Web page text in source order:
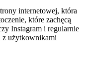
internetowej, która
które zachęcą
Instagram i regularnie
z użytkownikami